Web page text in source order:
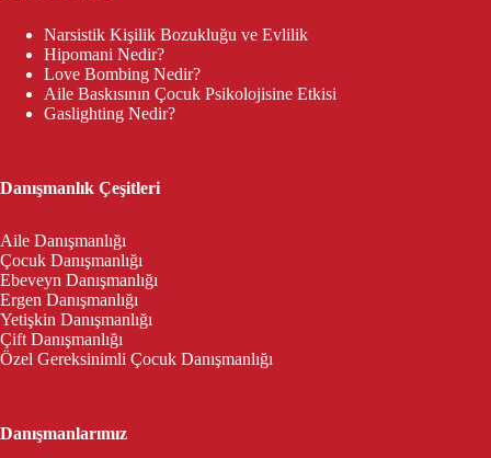
Narsistik Kişilik Bozukluğu ve Evlilik
Hipomani Nedir?
Love Bombing Nedir?
Aile Baskısının Çocuk Psikolojisine Etkisi
Gaslighting Nedir?
Danışmanlık Çeşitleri
Aile Danışmanlığı
Çocuk Danışmanlığı
Ebeveyn Danışmanlığı
Ergen Danışmanlığı
Yetişkin Danışmanlığı
Çift Danışmanlığı
Özel Gereksinimli Çocuk Danışmanlığı
Danışmanlarımız